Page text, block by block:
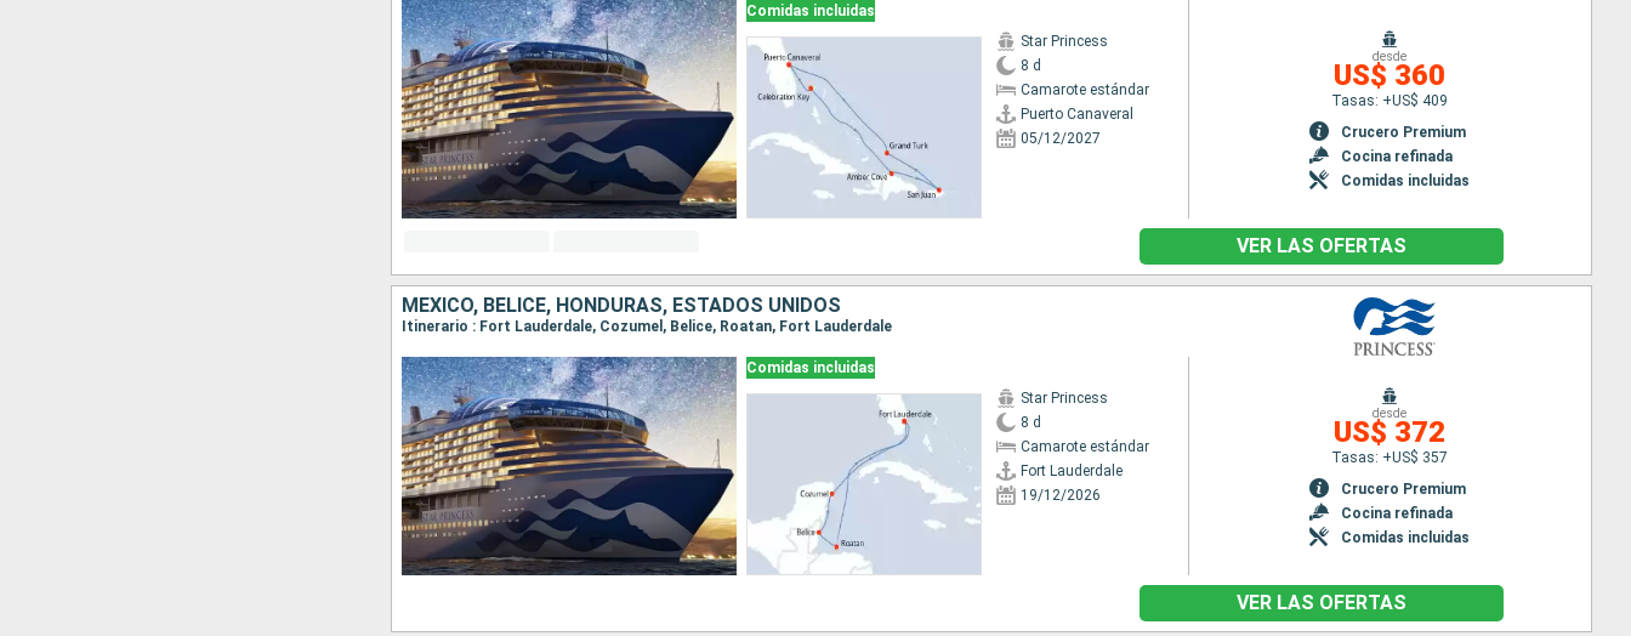
Comidas incluidas
Star Princess
8 d
Camarote estándar
Puerto Canaveral
05/12/2027
desde
US$ 360
Tasas: +US$ 409
Crucero Premium
Cocina refinada
Comidas incluidas
VER LAS OFERTAS
MÉXICO, BELICE, HONDURAS, ESTADOS UNIDOS
Itinerario : Fort Lauderdale, Cozumel, Belice, Roatan, Fort Lauderdale
Comidas incluidas
Star Princess
8 d
Camarote estándar
Fort Lauderdale
19/12/2026
desde
US$ 372
Tasas: +US$ 357
Crucero Premium
Cocina refinada
Comidas incluidas
VER LAS OFERTAS